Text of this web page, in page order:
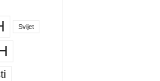
Svijet